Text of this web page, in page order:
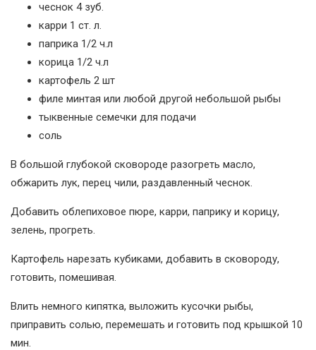
чеснок 4 зуб.
карри 1 ст. л.
паприка 1/2 ч.л
корица 1/2 ч.л
картофель 2 шт
филе минтая или любой другой небольшой рыбы
тыквенные семечки для подачи
соль
В большой глубокой сковороде разогреть масло,
обжарить лук, перец чили, раздавленный чеснок.
Добавить облепиховое пюре, карри, паприку и корицу,
зелень, прогреть.
Картофель нарезать кубиками, добавить в сковороду,
готовить, помешивая.
Влить немного кипятка, выложить кусочки рыбы,
приправить солью, перемешать и готовить под крышкой 10
мин.